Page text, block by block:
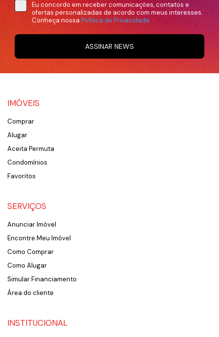
Eu concordo em receber comunicações, contatos e
ofertas personalizadas de acordo com meus interesses.
Conheça nossa Política de Privacidade.
ASSINAR NEWS
IMÓVEIS
Comprar
Alugar
Aceita Permuta
Condomínios
Favoritos
SERVIÇOS
Anunciar Imóvel
Encontre Meu Imóvel
Como Comprar
Como Alugar
Simular Financiamento
Área do cliente
INSTITUCIONAL